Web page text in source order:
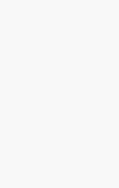
- 4月16日
步魔術與音樂